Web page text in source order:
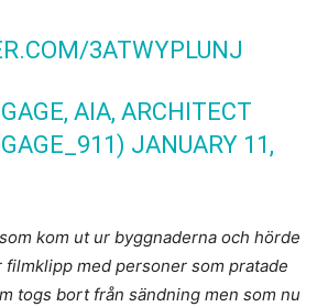
3ATWYPLUNJ
AIA, ARCHITECT
JANUARY 11,
kom ut ur byggnaderna och hörde
filmklipp med personer som pratade
togs bort från sändning men som nu